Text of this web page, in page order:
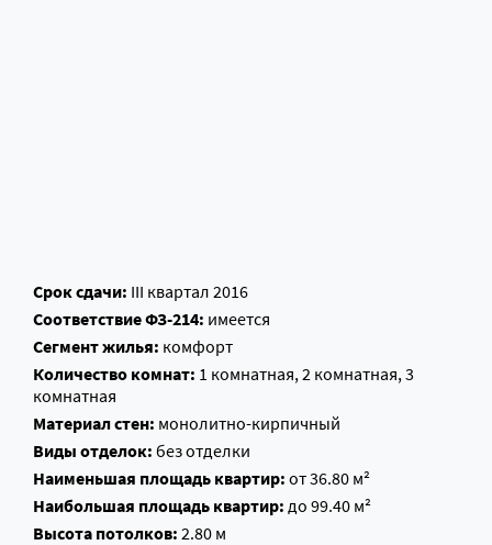
Срок сдачи: III квартал 2016
Соответствие ФЗ-214: имеется
Сегмент жилья: комфорт
Количество комнат: 1 комнатная, 2 комнатная, 3
комнатная
Материал стен: монолитно-кирпичный
Виды отделок: без отделки
Наименьшая площадь квартир: от 36.80 м²
Наибольшая площадь квартир: до 99.40 м²
Высота потолков: 2.80 м